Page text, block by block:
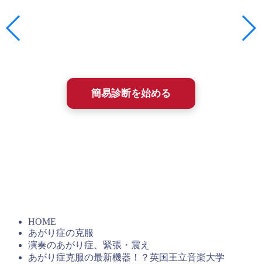
ためのものです。
所要時間は約2〜3分、ほとんどが選択式で答えるだけ。
簡易診断を始める
HOME
あがり症の克服
演奏のあがり症、緊張・震え
あがり症克服の最新機器！？英国王立音楽大学